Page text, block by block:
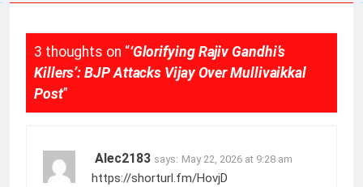
3 thoughts on “‘Glorifying Rajiv Gandhi’s
Killers’: BJP Attacks Vijay Over Mullivaikkal
Post”
Alec2183 says: May 22, 2026 at 9:28 am
https://shorturl.fm/HovjD